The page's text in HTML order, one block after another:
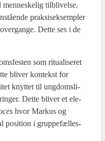
til­bli­vel­se.
prak­si­s­ek­semp­ler
Det­te ses i de
som ritu­a­li­se­ret
bli­ver kon­tekst for
knyt­tet til ung­doms­li­
Det­te bli­ver et ele­
hvor Mar­kus og
posi­tion i grup­pe­fæl­les­